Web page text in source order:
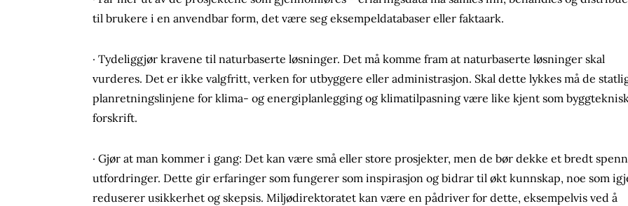
til brukere i en anvendbar form, det være seg eksempeldatabaser eller faktaark.
· Tydeliggjør kravene til naturbaserte løsninger. Det må komme fram at naturbaserte løsninger skal
vurderes. Det er ikke valgfritt, verken for utbyggere eller administrasjon. Skal dette lykkes må de
planretningslinjene for klima- og energiplanlegging og klimatilpasning være like kjent som
forskrift.
· Gjør at man kommer i gang: Det kan være små eller store prosjekter, men de bør dekke et bredt
utfordringer. Dette gir erfaringer som fungerer som inspirasjon og bidrar til økt kunnskap, noe som
reduserer usikkerhet og skepsis. Miljødirektoratet kan være en pådriver for dette, eksempelvis ved å